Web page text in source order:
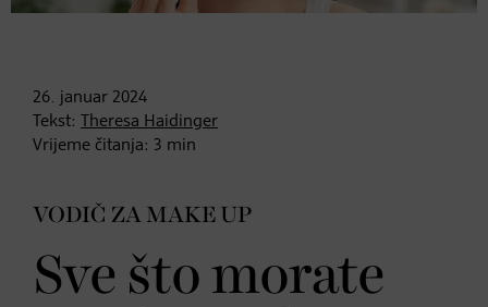
26. januar 2024
Tekst:
Theresa Haidinger
Vrijeme čitanja: 3 min
VODIČ ZA MAKE UP
Sve što morate